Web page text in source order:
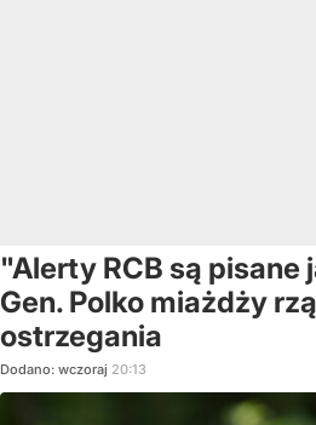
"Alerty RCB są pisane
Gen. Polko miażdży
ostrzegania
Dodano: wczoraj 20:13